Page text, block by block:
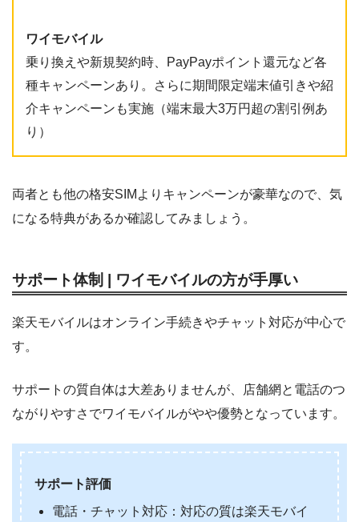
ワイモバイル
乗り換えや新規契約時、PayPayポイント還元など各
種キャンペーンあり。さらに期間限定端末値引きや紹
介キャンペーンも実施（端末最大3万円超の割引例あ
り）
両者とも他の格安SIMよりキャンペーンが豪華なので、気
になる特典があるか確認してみましょう。
サポート体制 | ワイモバイルの方が手厚い
楽天モバイルはオンライン手続きやチャット対応が中心で
す。
サポートの質自体は大差ありませんが、店舗網と電話のつ
ながりやすさでワイモバイルがやや優勢となっています。
サポート評価
電話・チャット対応：対応の質は楽天モバイ